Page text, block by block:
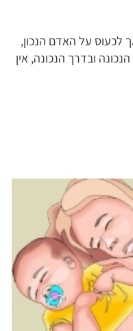
לכעוס על האדם הנכון,
ובדרך הנכונה, אין